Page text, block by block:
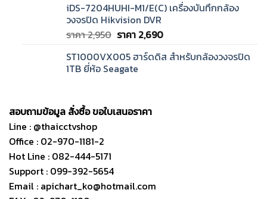
iDS-7204HUHI-M1/E(C) เครื่องบันทึกกล้อง
วงจรปิด Hikvision DVR
ราคา2,950 Original
was:
ราคา
ราคา 2,690Current
is:
ST1000VX005 ฮาร์ดดิส สำหรับกล้องวงจรปิด
1TB ยี่ห้อ Seagate
สอบถามข้อมูล สั่งซื้อ ขอใบเสนอราคา
Line : @thaicctvshop
Office : 02-970-1181-2
Hot Line : 082-444-5171
Support : 099-392-5654
Email : apichart_ko@hotmail.com